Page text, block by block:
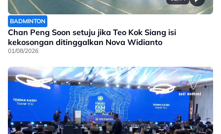
BADMINTON
Chan Peng Soon setuju jika Teo Kok Siang isi
kekosongan ditinggalkan Nova Widianto
01/08/2026